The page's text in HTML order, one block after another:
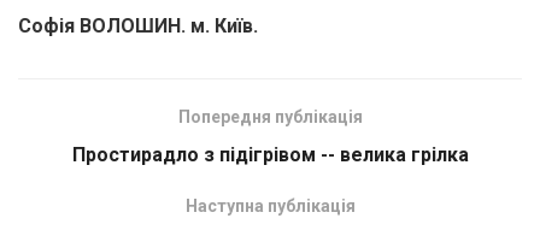
Софія ВОЛОШИН. м. Київ.
Попередня публікація
Простирадло з підігрівом -- велика грілка
Наступна публікація